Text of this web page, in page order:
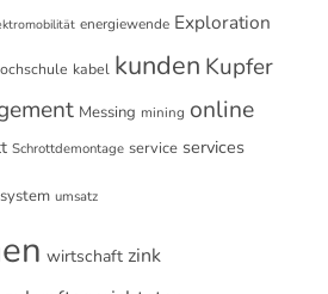
energiewende Exploration
kabel kunden Kupfer
Messing mining online
Schrottdemontage service services
system umsatz
wirtschaft zink